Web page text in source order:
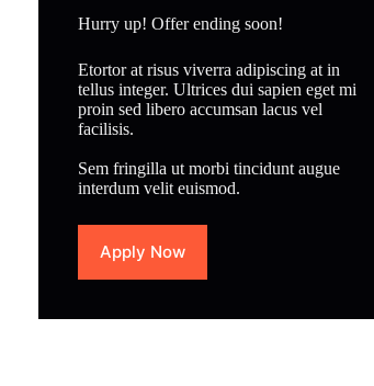
Hurry up! Offer ending soon!
Etortor at risus viverra adipiscing at in
tellus integer. Ultrices dui sapien eget mi
proin sed libero accumsan lacus vel
facilisis.
Sem fringilla ut morbi tincidunt augue
interdum velit euismod.
Apply Now